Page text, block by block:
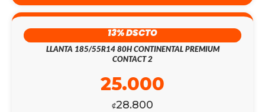
13% DSCTO
LLANTA 185/55R14 80H CONTINENTAL PREMIUM
CONTACT 2
₡28.800
25.000